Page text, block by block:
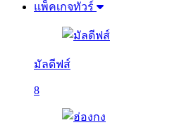
แพ็คเกจทัวร์
มัลดีฟส์
8